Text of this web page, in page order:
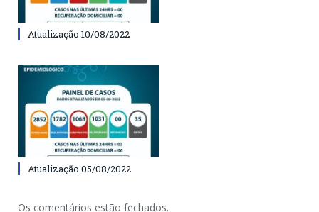
Atualização 10/08/2022
Atualização 05/08/2022
Os comentários estão fechados.